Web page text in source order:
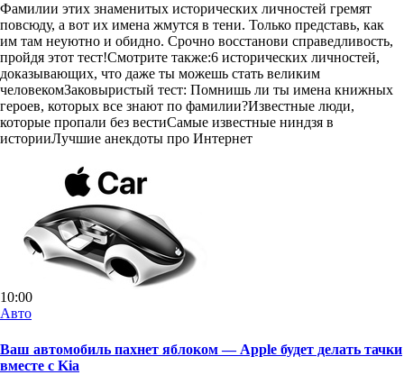
Фамилии этих знаменитых исторических личностей гремят
повсюду, а вот их имена жмутся в тени. Только представь, как
им там неуютно и обидно. Срочно восстанови справедливость,
пройдя этот тест!Смотрите также:6 исторических личностей,
доказывающих, что даже ты можешь стать великим
человекомЗаковыристый тест: Помнишь ли ты имена книжных
героев, которых все знают по фамилии?Известные люди,
которые пропали без вестиСамые известные ниндзя в
историиЛучшие анекдоты про Интернет
10:00
Авто
Ваш автомобиль пахнет яблоком — Apple будет делать тачки
вместе с Kia